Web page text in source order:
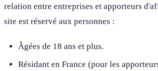
relation entre entreprises et apporteurs
site est réservé aux personnes :
Âgées de 18 ans et plus.
Résidant en France (pour les